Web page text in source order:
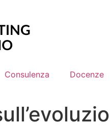
Consulenza Docenze